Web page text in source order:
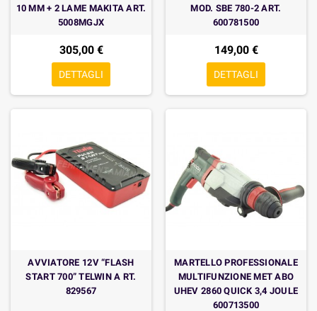
10 MM + 2 LAME MAKITA ART.
5008MGJX
305,00 €
DETTAGLI
MOD. SBE 780-2 ART.
600781500
149,00 €
DETTAGLI
AVVIATORE 12V “FLASH
START 700” TELWIN A RT.
829567
MARTELLO PROFESSIONALE
MULTIFUNZIONE MET ABO
UHEV 2860 QUICK 3,4 JOULE
600713500